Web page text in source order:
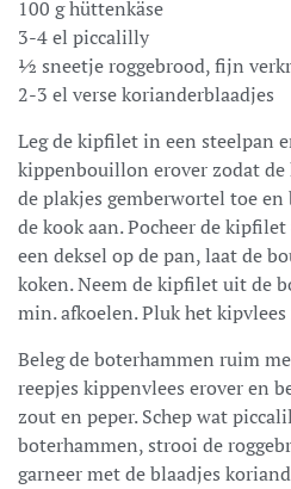
100 g hüttenkäse
3-4 el piccalilly
½ sneetje roggebrood, fijn
2-3 el verse korianderblaadjes
Leg de kipfilet in een steelpan
kippenbouillon erover zodat
de plakjes gemberwortel toe
de kook aan. Pocheer de
een deksel op de pan, laat de
koken. Neem de kipfilet uit de
min. afkoelen. Pluk het
Beleg de boterhammen ruim
reepjes kippenvlees erover en
zout en peper. Schep wat
boterhammen, strooi de
garneer met de blaadjes